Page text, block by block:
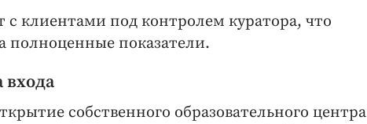
с клиентами под контролем куратора, что
полноценные показатели.
входа
собственного образовательного центра